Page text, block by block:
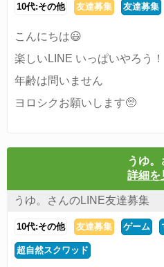
10代:その他 友達募集 友達募集
こんにちは😃
楽しいLINE いっぱいやろう！
年齢は問いません
ヨロシクお願いします🥺
うゆ。
詳細を
うゆ。さんのLINE友達募集
10代:その他 友達募集 ゲーム
超自然スクワッド